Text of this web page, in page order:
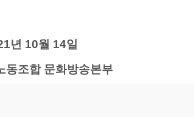
년 10월 14일
동조합 문화방송본부